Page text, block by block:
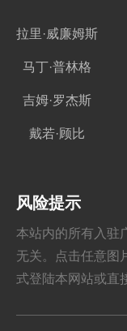
拉里·威廉姆斯
马丁·普林格
吉姆·罗杰斯
戴若·顾比
风险提示
本站内的所有入驻
无关。点击任意图
式登陆本网站或直